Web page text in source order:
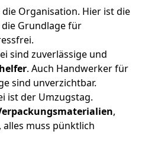
Organisation. Hier ist die
Grundlage für
sind zuverlässige und
. Auch Handwerker für
sind unverzichtbar.
ist der Umzugstag.
,
muss pünktlich